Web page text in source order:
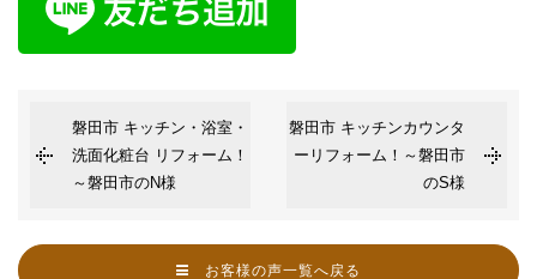
磐田市 キッチン・浴室・
洗面化粧台 リフォーム！
～磐田市のN様
磐田市 キッチンカウンタ
ーリフォーム！～磐田市
のS様
お客様の声一覧へ戻る